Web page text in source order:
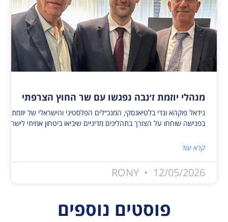
מנהלי יוזמת ז׳נבה נפגשו עם שר החוץ הצרפתי
נידאל פוקהא וגדי בלטיאנסקי, המנכ״לים הפלסטיני והישראלי של יוזמת
בפגישה שוחחו על הצורך בתהליכים מדיניים שיביאו ביטחון אמיתי
קרא עוד
RONY 12/05/2026
פוסטים נוספים